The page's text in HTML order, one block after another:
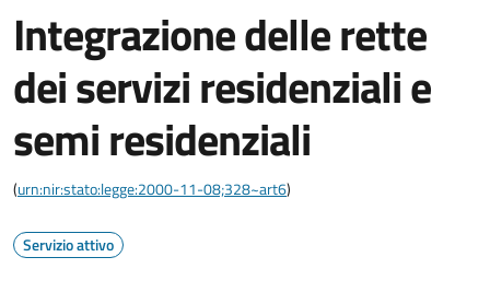
Integrazione delle rette
dei servizi residenziali e
semi residenziali
(urn:nir:stato:legge:2000-11-08;328~art6)
Servizio attivo